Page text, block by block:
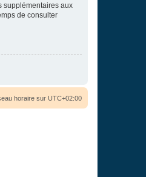
supplémentaires aux
de consulter
horaire sur UTC+02:00